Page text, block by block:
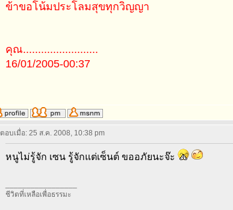
ข้าขอโน้มประโลมสุขทุกวิญญา
คุณ.........................
16/01/2005-00:37
ตอบเมื่อ: 25 ส.ค. 2008, 10:38 pm
หนูไม่รู้จัก เซน รู้จักแต่เซ็นต์ ขออภัยนะจ๊ะ
ชีวิตที่เหลือเพื่อธรรมะ